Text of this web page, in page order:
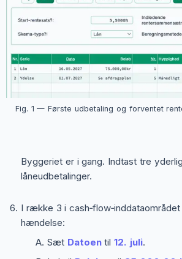
Fig. 1 — Første udbetaling og forventet
Byggeriet er i gang. Indtast tre
låneudbetalinger.
I række 3 i
hændelse:
Sæt Datoentil12. juli.